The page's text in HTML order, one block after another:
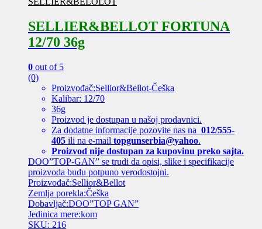
SELLIER&BELLOT FORTUNA
12/70 36g
0 out of 5
(0)
Proizvođač:Sellior&Bellot-Češka
Kalibar: 12/70
36g
Proizvod je dostupan u našoj prodavnici.
Za dodatne informacije pozovite nas na 012/555-
405 ili na e-mail topgunserbia@yahoo.
Proizvod nije dostupan za kupovinu preko sajta.
DOO”TOP-GAN” se trudi da opisi, slike i specifikacije
proizvoda budu potpuno verodostojni.
Proizvođač:Sellior&Bellot
Zemlja porekla:Češka
Dobavljač:DOO”TOP GAN”
Jedinica mere:kom
SKU: 216